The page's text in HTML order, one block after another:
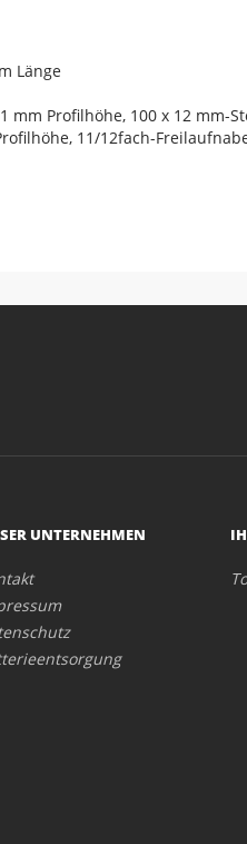
Länge
mm Profilhöhe, 100 x 12 mm-
11/12fach-
UNTERNEHMEN